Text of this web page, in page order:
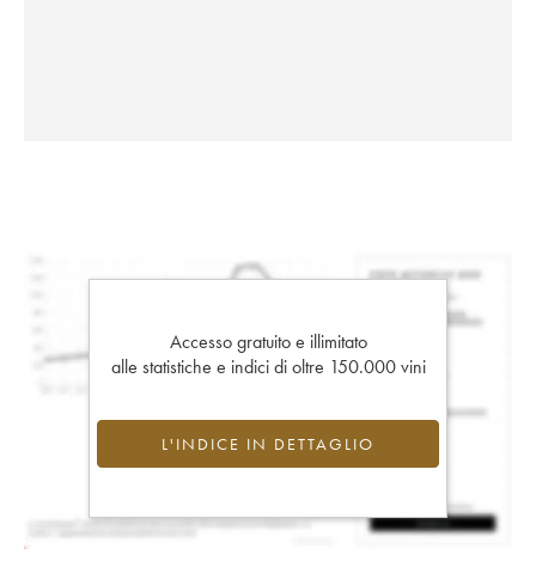
Accesso gratuito e illimitato
alle statistiche e indici di oltre 150.000 vini
L'INDICE IN DETTAGLIO